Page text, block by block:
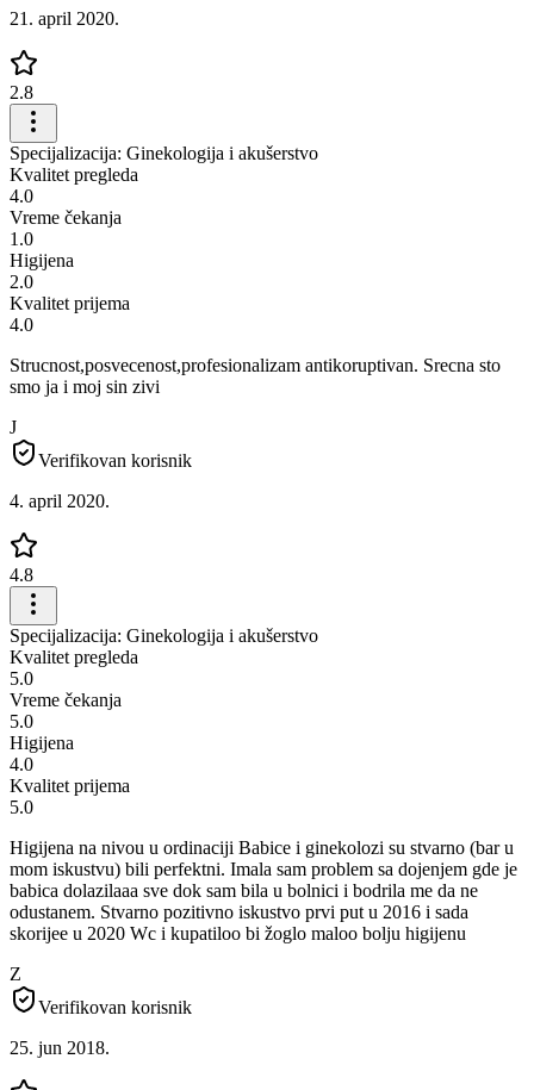
21. april 2020.
2.8
Specijalizacija: Ginekologija i akušerstvo
Kvalitet pregleda
4.0
Vreme čekanja
1.0
Higijena
2.0
Kvalitet prijema
4.0
Strucnost,posvecenost,profesionalizam antikoruptivan. Srecna sto
smo ja i moj sin zivi
J
Verifikovan korisnik
4. april 2020.
4.8
Specijalizacija: Ginekologija i akušerstvo
Kvalitet pregleda
5.0
Vreme čekanja
5.0
Higijena
4.0
Kvalitet prijema
5.0
Higijena na nivou u ordinaciji Babice i ginekolozi su stvarno (bar u
mom iskustvu) bili perfektni. Imala sam problem sa dojenjem gde je
babica dolazilaaa sve dok sam bila u bolnici i bodrila me da ne
odustanem. Stvarno pozitivno iskustvo prvi put u 2016 i sada
skorijee u 2020 Wc i kupatiloo bi žoglo maloo bolju higijenu
Z
Verifikovan korisnik
25. jun 2018.